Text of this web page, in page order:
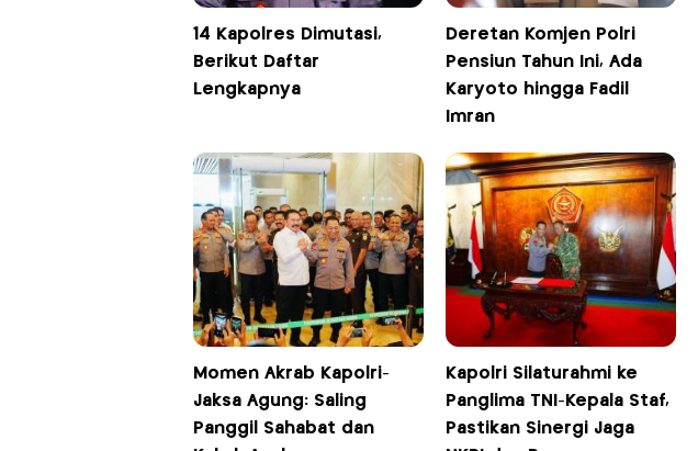
14 Kapolres Dimutasi,
Berikut Daftar
Lengkapnya
Deretan Komjen Polri
Pensiun Tahun Ini, Ada
Karyoto hingga Fadil
Imran
Momen Akrab Kapolri-
Jaksa Agung: Saling
Panggil Sahabat dan
Kapolri Silaturahmi ke
Panglima TNI-Kepala Staf,
Pastikan Sinergi Jaga